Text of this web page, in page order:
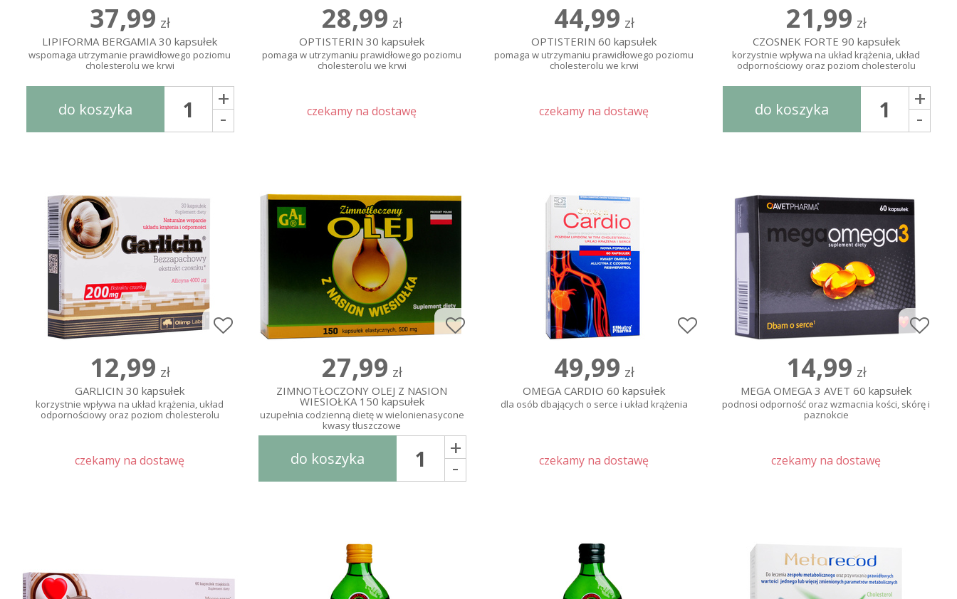
37,99 zł
LIPIFORMA BERGAMIA 30 kapsułek
wspomaga utrzymanie prawidłowego poziomu
cholesterolu we krwi
do koszyka +
-
28,99 zł
OPTISTERIN 30 kapsułek
pomaga w utrzymaniu prawidłowego poziomu
cholesterolu we krwi
czekamy na dostawę
44,99 zł
OPTISTERIN 60 kapsułek
pomaga w utrzymaniu prawidłowego poziomu
cholesterolu we krwi
czekamy na dostawę
21,99 zł
CZOSNEK FORTE 90 kapsułek
korzystnie wpływa na układ krążenia, układ
odpornościowy oraz poziom cholesterolu
do koszyka +
-
12,99 zł
GARLICIN 30 kapsułek
korzystnie wpływa na układ krążenia, układ
odpornościowy oraz poziom cholesterolu
czekamy na dostawę
27,99 zł
ZIMNOTŁOCZONY OLEJ Z NASION
WIESIOŁKA 150 kapsułek
uzupełnia codzienną dietę w wielonienasycone
kwasy tłuszczowe
do koszyka +
-
49,99 zł
OMEGA CARDIO 60 kapsułek
dla osób dbających o serce i układ krążenia
czekamy na dostawę
14,99 zł
MEGA OMEGA 3 AVET 60 kapsułek
podnosi odporność oraz wzmacnia kości, skórę i
paznokcie
czekamy na dostawę